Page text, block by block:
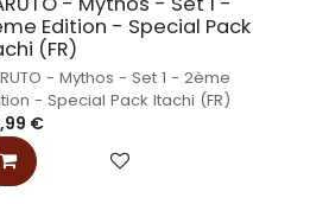
Edition - Special Pack
(FR)
- Mythos - Set 1 - 2ème
- Special Pack Itachi (FR)
€